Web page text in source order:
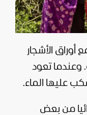
الأشجار
تعود
عليها الماء.
من بعض